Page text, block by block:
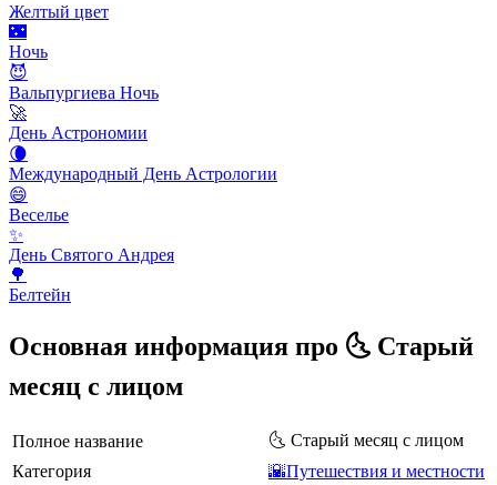
Желтый цвет
🌃
Ночь
😈
Вальпургиева Ночь
🚀
День Астрономии
🌘
Международный День Астрологии
😄
Веселье
✨
День Святого Андрея
🌳
Белтейн
Основная информация про 🌜 Старый
месяц с лицом
Полное название
🌜 Старый месяц с лицом
Категория
🌇Путешествия и местности